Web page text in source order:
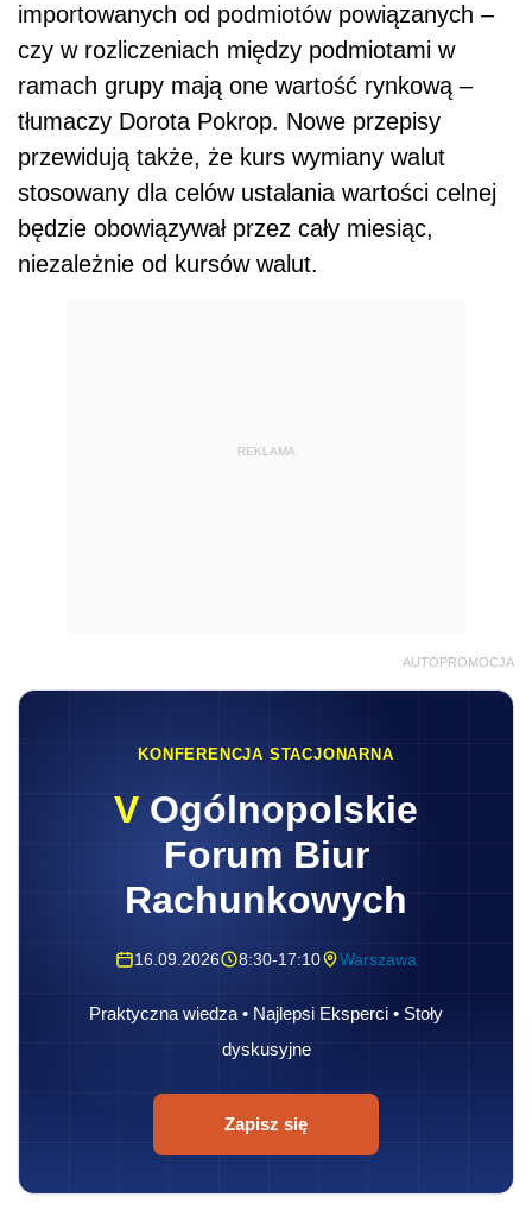
importowanych od podmiotów powiązanych –
czy w rozliczeniach między podmiotami w
ramach grupy mają one wartość rynkową –
tłumaczy Dorota Pokrop. Nowe przepisy
przewidują także, że kurs wymiany walut
stosowany dla celów ustalania wartości celnej
będzie obowiązywał przez cały miesiąc,
niezależnie od kursów walut.
REKLAMA
AUTOPROMOCJA
KONFERENCJA STACJONARNA
V Ogólnopolskie
Forum Biur
Rachunkowych
16.09.2026 8:30-17:10 Warszawa
Praktyczna wiedza • Najlepsi Eksperci • Stoły
dyskusyjne
Zapisz się